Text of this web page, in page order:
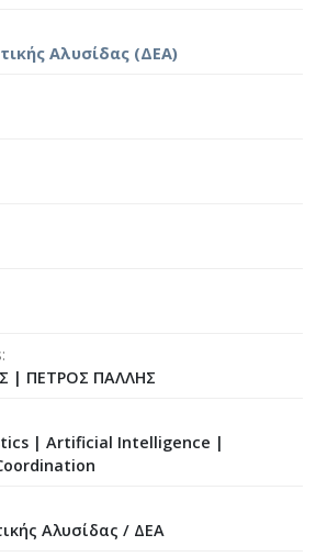
Αλυσίδας (ΔΕΑ)
| ΠΕΤΡΟΣ ΠΑΛΛΗΣ
| Artificial Intelligence |
Αλυσίδας / ΔΕΑ